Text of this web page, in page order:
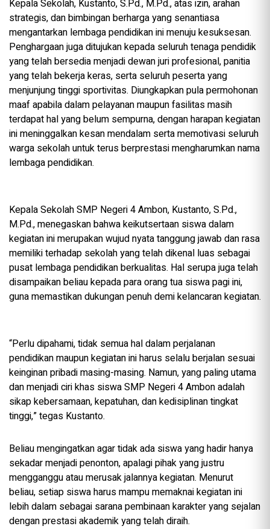
Kepala Sekolah, Kustanto, S.Pd., M.Pd., atas izin, arahan
strategis, dan bimbingan berharga yang senantiasa
mengantarkan lembaga pendidikan ini menuju kesuksesan.
Penghargaan juga ditujukan kepada seluruh tenaga pendidik
yang telah bersedia menjadi dewan juri profesional, panitia
yang telah bekerja keras, serta seluruh peserta yang
menjunjung tinggi sportivitas. Diungkapkan pula permohonan
maaf apabila dalam pelayanan maupun fasilitas masih
terdapat hal yang belum sempurna, dengan harapan kegiatan
ini meninggalkan kesan mendalam serta memotivasi seluruh
warga sekolah untuk terus berprestasi mengharumkan nama
lembaga pendidikan.
Kepala Sekolah SMP Negeri 4 Ambon, Kustanto, S.Pd.,
M.Pd., menegaskan bahwa keikutsertaan siswa dalam
kegiatan ini merupakan wujud nyata tanggung jawab dan rasa
memiliki terhadap sekolah yang telah dikenal luas sebagai
pusat lembaga pendidikan berkualitas. Hal serupa juga telah
disampaikan beliau kepada para orang tua siswa pagi ini,
guna memastikan dukungan penuh demi kelancaran kegiatan.
“Perlu dipahami, tidak semua hal dalam perjalanan
pendidikan maupun kegiatan ini harus selalu berjalan sesuai
keinginan pribadi masing-masing. Namun, yang paling utama
dan menjadi ciri khas siswa SMP Negeri 4 Ambon adalah
sikap kebersamaan, kepatuhan, dan kedisiplinan tingkat
tinggi,” tegas Kustanto.
Beliau mengingatkan agar tidak ada siswa yang hadir hanya
sekadar menjadi penonton, apalagi pihak yang justru
mengganggu atau merusak jalannya kegiatan. Menurut
beliau, setiap siswa harus mampu memaknai kegiatan ini
lebih dalam sebagai sarana pembinaan karakter yang sejalan
dengan prestasi akademik yang telah diraih.